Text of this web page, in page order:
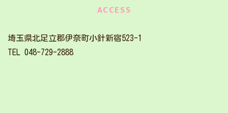
ACCESS
埼玉県北足立郡伊奈町小針新宿523-1
TEL 048-729-2888